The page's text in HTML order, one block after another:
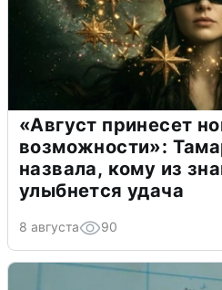
«Август принесет
возможности»:
назвала, кому из
улыбнется удача
8 августа 90